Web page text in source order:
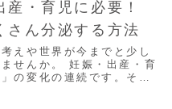
産・育児に必要！
さん分泌する方法
えや世界が今までと少し
せんか。 妊娠・出産・育
の変化の連続です。その